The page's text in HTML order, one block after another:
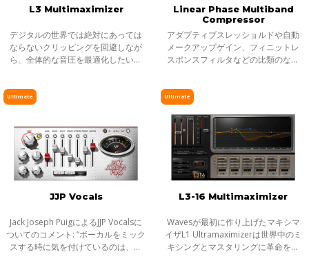
L3 Multimaximizer
デジタルの世界では絶対にあっては
ならないクリッピングを回避しなが
ら、全体的な音圧を最適化したい。
るWavesのマキシマイザー。
Linear Phase Multiband
Compressor
アダプティブスレッショルドや自動
メークアップゲイン、フィニットレ
スポンスフィルタなどの比類のない
コンプレッション、EQ 及びリミッテ
Ultimate
JJP Vocals
Jack Joseph PuigによるJJP Vocalsに
ついてのコメント: “ボーカルをミック
スする時に気を付けているのは、直
Ultimate
L3-16 Multimaximizer
Wavesが最初に作り上げたマキシマ
イザL1 Ultramaximizerは世界中のミ
キシングとマスタリングに革命をも